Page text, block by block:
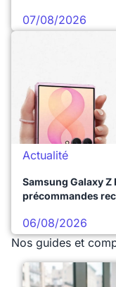
07/08/2026
Actualité
Samsung Galaxy Z
précommandes
06/08/2026
Nos guides et